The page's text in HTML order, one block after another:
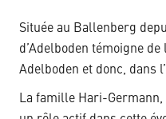
Située au Ballenberg
d’Adelboden témoigne
Adelboden et donc, dans
La famille Hari-